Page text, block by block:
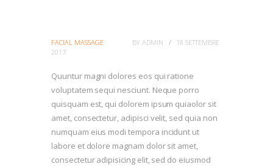
PRIVACY
FACIAL MASSAGE BY ADMIN
18 SETTEMBRE
2017
Quuntur magni dolores eos qui ratione
voluptatem sequi nesciunt. Neque porro
quisquam est, qui dolorem ipsum quiaolor sit
amet, consectetur, adipisci velit, sed quia non
numquam eius modi tempora incidunt ut
labore et dolore magnam dolor sit amet,
consectetur adipisicing elit, sed do eiusmod